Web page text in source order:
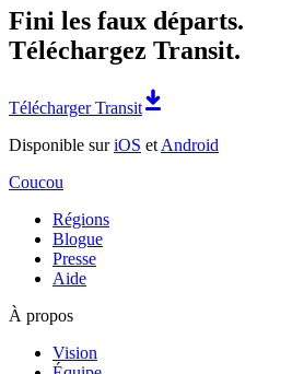
Fini les faux départs.
Téléchargez Transit.
Télécharger Transit
Disponible suriOS et Android
Coucou
Régions
Blogue
Presse
Aide
À propos
Vision